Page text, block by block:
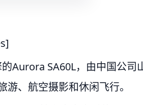
Aurora SA60L，由中国公司
、航空摄影和休闲飞行。